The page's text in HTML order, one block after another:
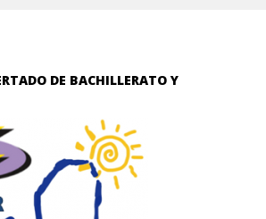
DE BACHILLERATO Y